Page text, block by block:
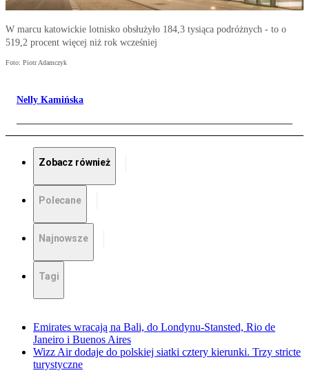
W marcu katowickie lotnisko obsłużyło 184,3 tysiąca podróżnych - to o
519,2 procent więcej niż rok wcześniej
Foto: Piotr Adamczyk
Nelly Kamińska
Zobacz również
Polecane
Najnowsze
Tagi
Emirates wracają na Bali, do Londynu-Stansted, Rio de
Janeiro i Buenos Aires
Wizz Air dodaje do polskiej siatki cztery kierunki. Trzy stricte
turystyczne